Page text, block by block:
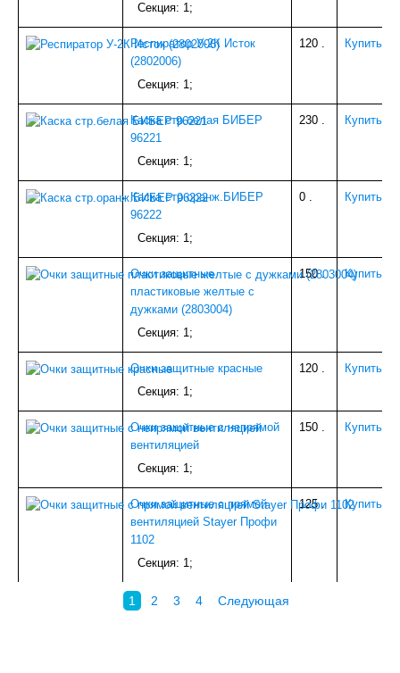
КРОВЛЯ и КОМПЛЕКТУЮЩИЕ
ПЛИТКА ТРОТУАРНАЯ
СПЕЦОДЕЖДА и СИЗ
ПЛЕНКА С/КЛ
ГРУНТОВКА, БЕТОНКОНТАКТ, МАСТИКА
КАРНИЗЫ
ЭЛЕКТРИКА
РАСТВОРИТЕЛИ, АНТИСЕПТИКИ
ПОТОЛОЧНОЕ ПВХ (ПЛИТКА,РОЗЕТКИ,УГ.ЭЛ)
НАПОЛЬНОЕ (ПОРОГИ)
УПЛОТНИТЕЛИ,УТЕПЛИТЕЛИ
МОЗАИКА,ФАРТУКИ
ГЕРМЕТИКИ
СКОТЧИ,ЛЕНТЫ КЛЕЯЩИЕ
ГАЗОВОЕ
МАСЛА, СМАЗКИ
СВАРОЧ.ПРИНАДЛЕЖНОСТИ
ВЕНТИЛЯЦИЯ
Мебельная отделка
ПЛИТКА-КАФЕЛЬ
ЛИСТОВОЙ ГИПСОВЫЙ МАТЕРИАЛ
БЛОКИ ДЛЯ СТРОИТЕЛЬСТВА
Тюбинги, ледянки
Секция: 1;
Респиратор У-2К Исток
(2802006)
Секция: 1;
120 . Купить
Каска стр.белая БИБЕР
96221
Секция: 1;
230 . Купить
Каска стр.оранж.БИБЕР
96222
Секция: 1;
0 . Купить
Очки защитные
пластиковые желтые с
дужками (2803004)
Секция: 1;
150 . Купить
Очки защитные красные
Секция: 1;
120 . Купить
Очки защитные с непрямой
вентиляцией
Секция: 1;
150 . Купить
Очки защитные с прямой
вентиляцией Stayer Профи
1102
Секция: 1;
125 . Купить
1 2 3 4 Следующая